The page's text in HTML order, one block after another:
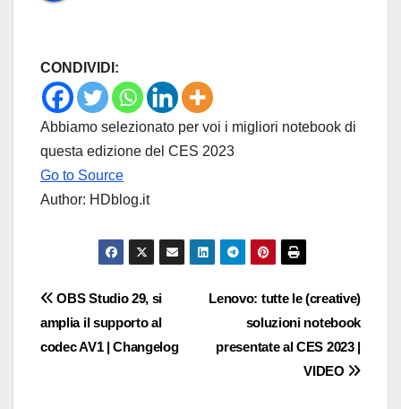
CONDIVIDI:
Abbiamo selezionato per voi i migliori notebook di
questa edizione del CES 2023
Go to Source
Author: HDblog.it
Navigazione
articoli
Lenovo: tutte le (creative)
soluzioni notebook
presentate al CES 2023 |
VIDEO
OBS Studio 29, si
amplia il supporto al
codec AV1 | Changelog